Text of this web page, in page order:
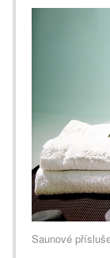
Saunové